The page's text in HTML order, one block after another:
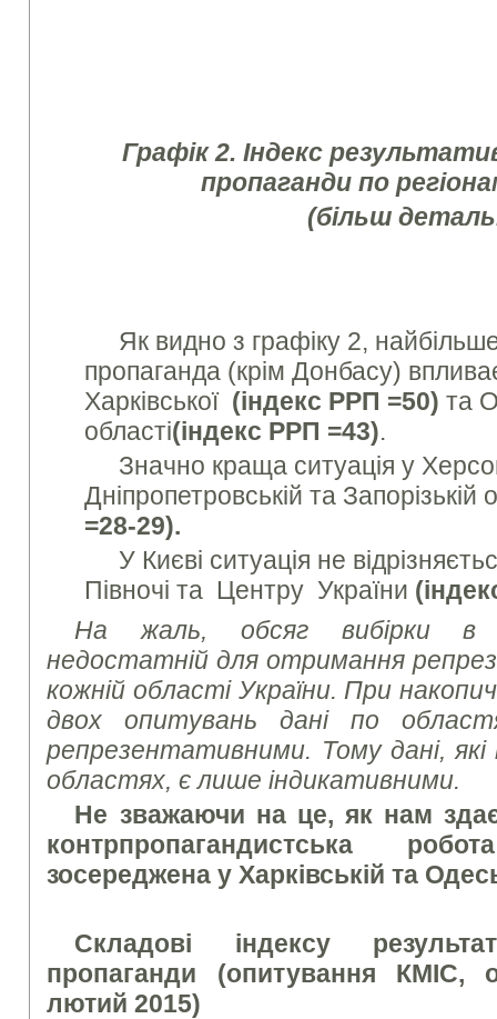
Графік 2. Індекс
пропаганди по
(більш
Як видно з графіку 2,
пропаганда (крім Донбасу)
Харківської (індекс РРП =50)та
області(індекс РРП =43).
Значно краща ситуація у
Дніпропетровській та Запорізькій
=28-29).
У Києві ситуація не
Півночі та Центру України
На жаль, обсяг вибірки в
недостатній для отримання
кожній області України. При
двох опитувань дані по
репрезентативними. Тому дані,
областях, є лише індикативними.
Не зважаючи на це, як нам
контрпропагандистська
зосереджена у Харківській та
Складові індексу
пропаганди (опитування КМІС,
лютий 2015)